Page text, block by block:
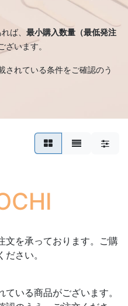
ば、 最小購入数量（最低発注
ざいます。
されている条件をご確認のう
文を承っております。ご購
さい。
いる商品がございます。